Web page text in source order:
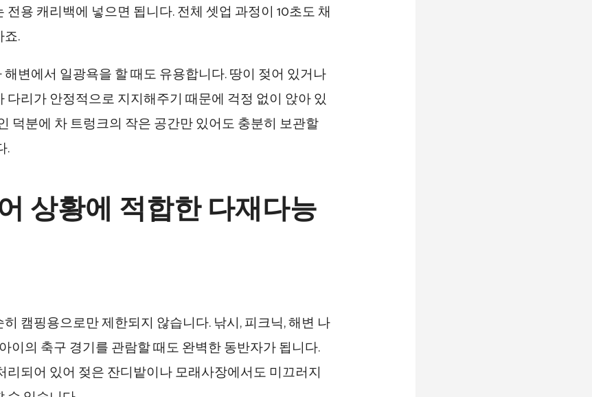
용 캐리백에 넣으면 됩니다. 전체 셋업 과정이 10초도 채
.
변에서 일광욕을 할 때도 유용합니다. 땅이 젖어 있거나
다리가 안정적으로 지지해주기 때문에 걱정 없이 앉아 있
덕분에 차 트렁크의 작은 공간만 있어도 충분히 보관할
.
상황에 적합한 다재다능
캠핑용으로만 제한되지 않습니다. 낚시, 피크닉, 해변 나
이의 축구 경기를 관람할 때도 완벽한 동반자가 됩니다.
리되어 있어 젖은 잔디밭이나 모래사장에서도 미끄러지